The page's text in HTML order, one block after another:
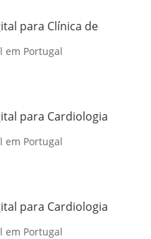
para Clínica de
em Portugal
para Cardiologia
em Portugal
para Cardiologia
em Portugal